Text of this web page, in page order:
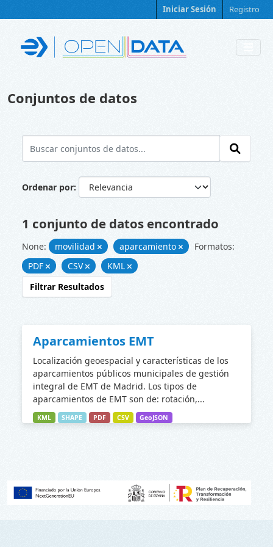
Iniciar Sesión Registro
Conjuntos de datos
Ordenar por
1 conjunto de datos encontrado
None: movilidad aparcamiento
Formatos:
PDF
CSV
KML
Filtrar Resultados
Aparcamientos EMT
Localización geoespacial y características de los
aparcamientos públicos municipales de gestión
integral de EMT de Madrid. Los tipos de
aparcamientos de EMT son de: rotación,...
KML SHAPE PDF CSV GeoJSON